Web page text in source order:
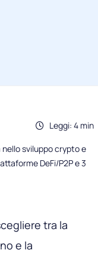
Leggi: 4 min
nello sviluppo crypto e
DeFi/P2P e 3
tra la
e la